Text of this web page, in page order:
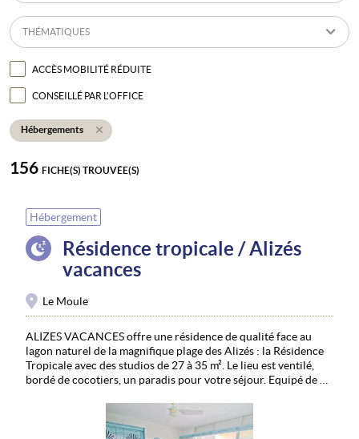
THÉMATIQUES
ACCÈS MOBILITÉ RÉDUITE
CONSEILLÉ PAR L'OFFICE
Hébergements
156 FICHE(S) TROUVÉE(S)
Hébergement
Résidence tropicale / Alizés
vacances
Le Moule
ALIZES VACANCES offre une résidence de qualité face au
lagon naturel de la magnifique plage des Alizés : la Résidence
Tropicale avec des studios de 27 à 35 m². Le lieu est ventilé,
bordé de cocotiers, un paradis pour votre séjour. Equipé de …